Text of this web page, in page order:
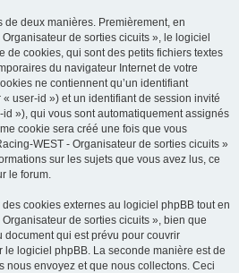
de deux manières. Premièrement, en
de sorties cicuits », le logiciel
de cookies, qui sont des petits fichiers textes
du navigateur Internet de votre
ne contiennent qu’un identifiant
user-id ») et un identifiant de session invité
»), qui vous sont automatiquement assignés
cookie sera créé une fois que vous
WEST - Organisateur de sorties cicuits »
sur les sujets que vous avez lus, ce
le forum.
cookies externes au logiciel phpBB tout en
de sorties cicuits », bien que
qui est prévu pour couvrir
logiciel phpBB. La seconde manière est de
nous envoyez et que nous collectons. Ceci